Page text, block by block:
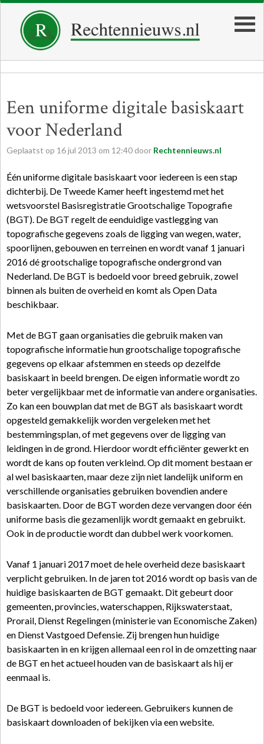
Een uniforme digitale basiskaart
voor Nederland
Geplaatst op 16jul 2013 om 12:40 door Rechtennieuws.nl
Één uniforme digitale basiskaart voor iedereen is een stap
dichterbij. De Tweede Kamer heeft ingestemd met het
wetsvoorstel Basisregistratie Grootschalige Topografie
(BGT). De BGT regelt de eenduidige vastlegging van
topografische gegevens zoals de ligging van wegen, water,
spoorlijnen, gebouwen en terreinen en wordt vanaf 1 januari
2016 dé grootschalige topografische ondergrond van
Nederland. De BGT is bedoeld voor breed gebruik, zowel
binnen als buiten de overheid en komt als Open Data
beschikbaar.
Met de BGT gaan organisaties die gebruik maken van
topografische informatie hun grootschalige topografische
gegevens op elkaar afstemmen en steeds op dezelfde
basiskaart in beeld brengen. De eigen informatie wordt zo
beter vergelijkbaar met de informatie van andere organisaties.
Zo kan een bouwplan dat met de BGT als basiskaart wordt
opgesteld gemakkelijk worden vergeleken met het
bestemmingsplan, of met gegevens over de ligging van
leidingen in de grond. Hierdoor wordt efficiënter gewerkt en
wordt de kans op fouten verkleind. Op dit moment bestaan er
al wel basiskaarten, maar deze zijn niet landelijk uniform en
verschillende organisaties gebruiken bovendien andere
basiskaarten. Door de BGT worden deze vervangen door één
uniforme basis die gezamenlijk wordt gemaakt en gebruikt.
Ook in de productie wordt dan dubbel werk voorkomen.
Vanaf 1 januari 2017 moet de hele overheid deze basiskaart
verplicht gebruiken. In de jaren tot 2016 wordt op basis van de
huidige basiskaarten de BGT gemaakt. Dit gebeurt door
gemeenten, provincies, waterschappen, Rijkswaterstaat,
Prorail, Dienst Regelingen (ministerie van Economische Zaken)
en Dienst Vastgoed Defensie. Zij brengen hun huidige
basiskaarten in en krijgen allemaal een rol in de omzetting naar
de BGT en het actueel houden van de basiskaart als hij er
eenmaal is.
De BGT is bedoeld voor iedereen. Gebruikers kunnen de
basiskaart downloaden of bekijken via een website.